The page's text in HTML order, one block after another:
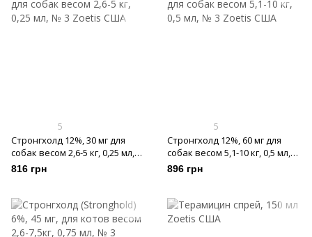
5
Стронгхолд 12%, 30 мг для
собак весом 2,6-5 кг, 0,25 мл,
№ 3
816 грн
5
Стронгхолд 12%, 60 мг для
собак весом 5,1-10 кг, 0,5 мл,
№ 3
896 грн